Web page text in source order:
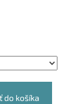
do košíka